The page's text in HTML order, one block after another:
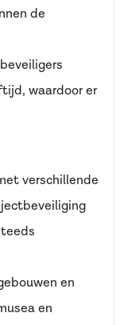
de
waardoor er
verschillende
en
en